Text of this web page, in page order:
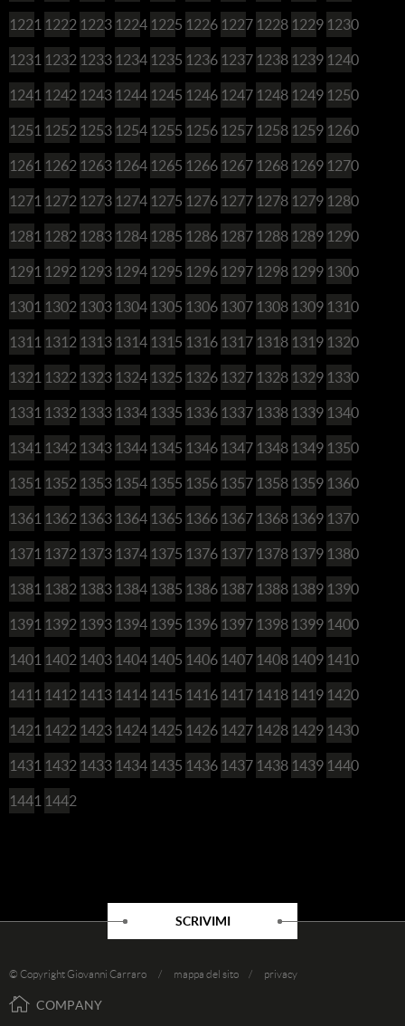
1221 1222 1223 1224 1225 1226 1227 1228 1229 1230
1231 1232 1233 1234 1235 1236 1237 1238 1239 1240
1241 1242 1243 1244 1245 1246 1247 1248 1249 1250
1251 1252 1253 1254 1255 1256 1257 1258 1259 1260
1261 1262 1263 1264 1265 1266 1267 1268 1269 1270
1271 1272 1273 1274 1275 1276 1277 1278 1279 1280
1281 1282 1283 1284 1285 1286 1287 1288 1289 1290
1291 1292 1293 1294 1295 1296 1297 1298 1299 1300
1301 1302 1303 1304 1305 1306 1307 1308 1309 1310
1311 1312 1313 1314 1315 1316 1317 1318 1319 1320
1321 1322 1323 1324 1325 1326 1327 1328 1329 1330
1331 1332 1333 1334 1335 1336 1337 1338 1339 1340
1341 1342 1343 1344 1345 1346 1347 1348 1349 1350
1351 1352 1353 1354 1355 1356 1357 1358 1359 1360
1361 1362 1363 1364 1365 1366 1367 1368 1369 1370
1371 1372 1373 1374 1375 1376 1377 1378 1379 1380
1381 1382 1383 1384 1385 1386 1387 1388 1389 1390
1391 1392 1393 1394 1395 1396 1397 1398 1399 1400
1401 1402 1403 1404 1405 1406 1407 1408 1409 1410
1411 1412 1413 1414 1415 1416 1417 1418 1419 1420
1421 1422 1423 1424 1425 1426 1427 1428 1429 1430
1431 1432 1433 1434 1435 1436 1437 1438 1439 1440
1441 1442
SCRIVIMI
© Copyright Giovanni Carraro / mappa del sito / privacy
COMPANY